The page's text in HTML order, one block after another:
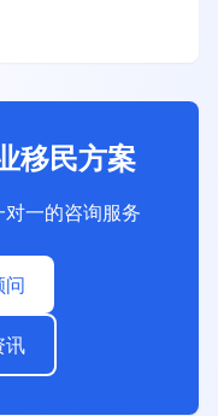
移民方案
一的咨询服务
问
讯